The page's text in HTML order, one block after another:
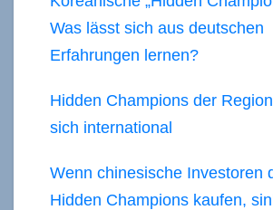
Was lässt sich aus deutschen
Erfahrungen lernen?
Hidden Champions der
sich international
Wenn chinesische Investoren
Hidden Champions kaufen,